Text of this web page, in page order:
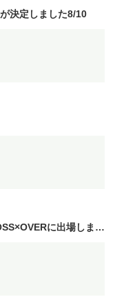
決定しました8/10
当クリニック所属の鬼神光司選手がKROSS×OVERに出場しました6/15